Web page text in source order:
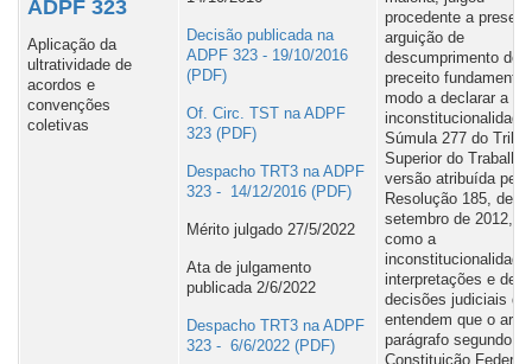
ADPF 323
Aplicação da
ultratividade de
acordos e
convenções
coletivas
Decisão publicada na
ADPF 323 - 19/10/2016
Of. Circ. TST na ADPF
323
Despacho TRT3 na ADPF
323 - 14/12/2016
Mérito julgado 27/5/2022
Ata de julgamento
publicada 2/6/2022
Despacho TRT3 na ADPF
323 - 6/6/2022
procedente a
arguição de
descumprimento de
preceito
modo a declarar a
inconstitucionalidade
Súmula 277 do
Superior do
versão atribuída pela
Resolução 185, de
setembro de 2012,
como a
inconstitucionalidade
interpretações e de
decisões judiciais
entendem que o art.
parágrafo segundo,
Constituição